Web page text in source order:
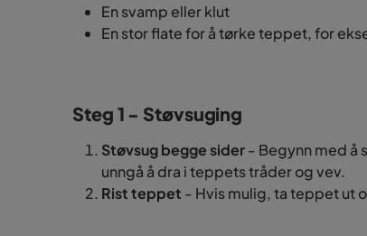
En svamp eller klut
En stor flate for å tørke teppet, for
Steg 1 - Støvsuging
Støvsug begge sider- Begynn med å
unngå å dra i teppets tråder og vev.
Rist teppet - Hvis mulig, ta teppet ut